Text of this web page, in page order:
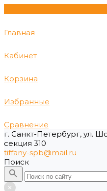
Главная
Кабинет
Корзина
Избранные
Сравнение
г. Санкт-Петербург, ул.
секция 310
tiffany-spb@mail.ru
Поиск